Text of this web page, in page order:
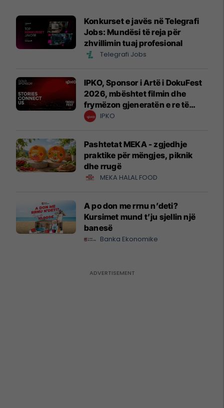
Konkurset e javës në Telegrafi
Jobs: Mundësi të reja për
zhvillimin tuaj profesional
Telegrafi Jobs
IPKO, Sponsor i Artë i DokuFest
2026, mbështet filmin dhe
frymëzon gjeneratën e re të
krijuesve
IPKO
Pashtetat MEKA - zgjedhje
praktike për mëngjes, piknik
dhe rrugë
MEKA HALAL FOOD
A po don me rrnu n’deti?
Kursimet mund t’ju sjellin një
banesë
Banka Ekonomike